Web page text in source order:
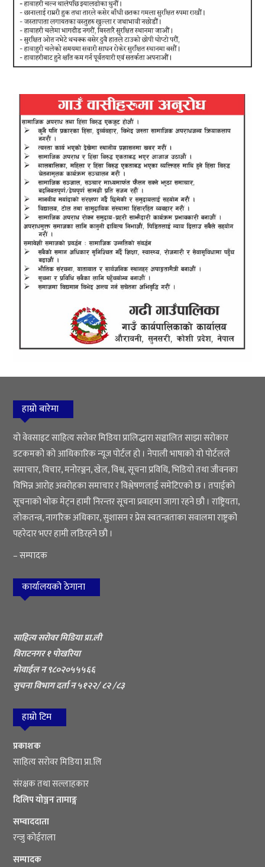
हाम्रो बारेमा
यो वेवसाइट साहित्य सरोवर मिडिया प्रालिद्धारा सञ्चालित साझा सरोकार
डटकमको को आधिकारिक न्यूज पोर्टल हो । नेपाली भाषाको यो पोर्टलले
समाचार, विचार, मनोरञ्जन, खेल, विश्व, सूचना प्रविधि, भिडियो तथा जीवनका
विभिन्न आरोह अवरोहका समाचार र विश्लेषणलाई समेटिएको छ । तपाईको
सूचनाको भोक मेट्न हामी निरन्तर सूचना प्रवाहमा जागा रहने छौ । राष्ट्रियता,
लोकतन्त्र, नागरिक अधिकार, सुशासन र प्रेस स्वतन्त्रताका सवालमा राष्ट्रको
पहरेदार भएर हामी लडिरहने छौ ।
– सम्पादक
कार्यालयको ठेगाना
साहित्य सरोवर मिडिया प्रा.ली
विराटनगर १ पोखरिया
मोवाईल न ९८०२०५५५६६
सुचना विभाग दर्ता न ५१२२/ ८२ /८३
हाम्रो टिम
प्रकाशक
साहित्य सरोवर मिडिया प्रा.लि
संरक्षक तथा सल्लाहकार
दिलिप योञ्जन तामाङ्ग
सम्वाददाता
रन्जु कोईराला
सम्पादक